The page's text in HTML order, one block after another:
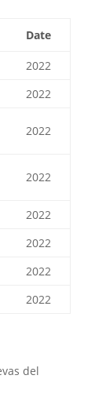
Date
2022
2022
2022
2022
2022
2022
2022
2022
del